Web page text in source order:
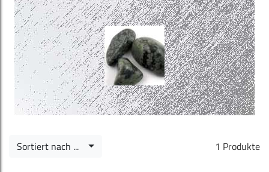
1 Produkte
Sortiert nach ...